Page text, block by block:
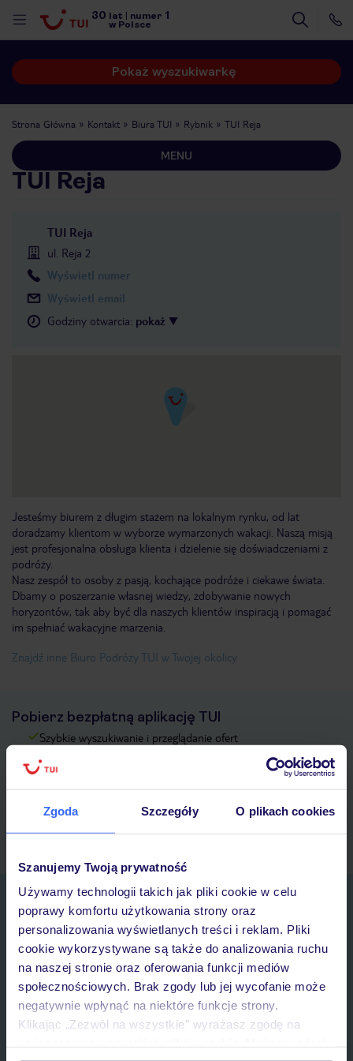
Zgoda Szczegóły O plikach cookies
Szanujemy Twoją prywatność
Używamy technologii takich jak pliki cookie w celu
poprawy komfortu użytkowania strony oraz
personalizowania wyświetlanych treści i reklam. Pliki
cookie wykorzystywane są także do analizowania ruchu
na naszej stronie oraz oferowania funkcji mediów
społecznościowych. Brak zgody lub jej wycofanie może
negatywnie wpłynąć na niektóre funkcje strony.
Klikając „Zezwól na wszystkie” wyrażasz zgodę na
30 lat numer 1
w Polsce
Pokaż wyszukiwarkę
Strona Główna Kontakt Biura TUI Rybnik TUI Reja
MENU
TUI Reja
TUI Reja
ul. Reja 2
Wyświetl numer
Wyświetl email
Godziny otwarcia: pokaż
Jesteśmy biurem z długim stażem na lokalnym rynku, od lat
doradzamy klientom w wyborze wymarzonych wakacji. Naszą misją
jest profesjonalna obsługa klienta i dzielenie się doświadczeniami z
podróży.
Nasz zespół to osoby z pasją, kochające podróże i ciekawe świata.
Dbamy o poszerzanie własnej wiedzy, zdobywanie nowych
horyzontów, tak aby być dla naszych klientów inspiracją i pomagać
im spełniać wakacyjne marzenia.
Znajdź inne Biuro Podróży TUI w Twojej okolicy
Pobierz bezpłatną aplikację TUI
Szybkie wyszukiwanie i przeglądanie ofert
Lista ulubionych ofert i możliwość ich udostępniania
Historia wyszukiwań i ostatnio oglądanych ofert
Kontakt z TUI i wszystkie informacje o Twojej rezerwacji w
myTUI
Zapisz się do newslettera
IMIĘ*
E-MAIL*
Wyrażam zgodę na przetwarzanie danych osobowych przez TUI